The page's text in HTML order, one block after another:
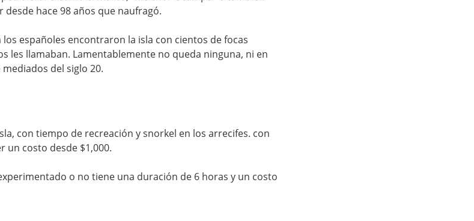
hace 98 años que naufragó.
españoles encontraron la isla con cientos de focas
les llamaban. Lamentablemente no queda ninguna, ni en
del siglo 20.
con tiempo de recreación y snorkel en los arrecifes. con
un costo desde $1,000.
o no tiene una duración de 6 horas y un costo